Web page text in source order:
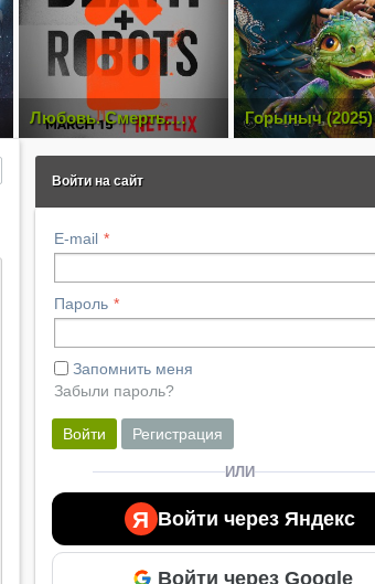
Любовь. Смерть.
Роботы
Горыныч (2025)
Войти на сайт
E-mail
Пароль
Запомнить меня
Забыли пароль?
Войти Регистрация
ИЛИ
Я Войти через Яндекс
Войти через Google